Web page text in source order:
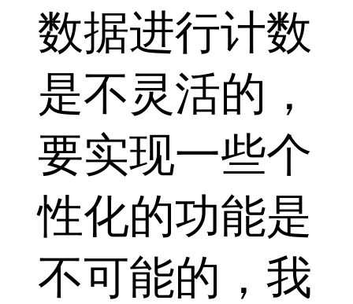
数据进行计数
是不灵活的，
要实现一些个
性化的功能是
不可能的，我